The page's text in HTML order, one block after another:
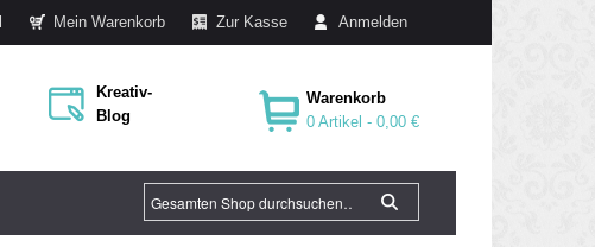
Mein Warenkorb Zur Kasse Anmelden
Kreativ-
Blog
Warenkorb
0 Artikel -0,00 €